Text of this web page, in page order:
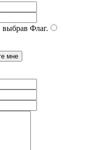
выбрав Флаг.